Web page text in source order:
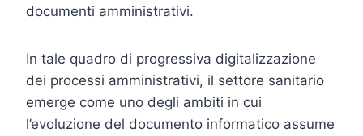
documenti amministrativi.
In tale quadro di progressiva digitalizzazione
dei processi amministrativi, il settore sanitario
emerge come uno degli ambiti in cui
l’evoluzione del documento informatico assume